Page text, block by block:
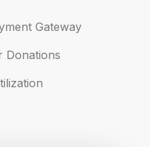
Gateway
Donations